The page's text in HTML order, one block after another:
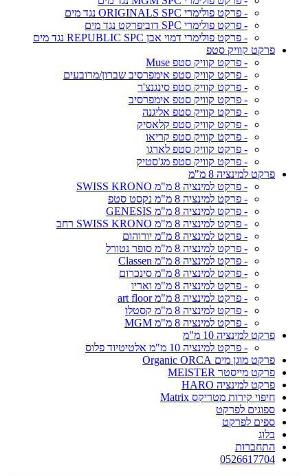
- פרקט פולימרי ORIGINALS SPC נגד מים
- פרקט פולימרי SPC דוביפרקט נגד מים
- פרקט פולימרי דמוי אבן REPUBLIC SPC נגד מים
פרקט קוויק סטפ
- פרקט קוויק סטפ Muse
- פרקט קוויק סטפ אימפרסיב שברון/מרובעים
- פרקט קוויק סטפ סינגנצ'ר
- פרקט קוויק סטפ אימפרסיב
- פרקט קוויק סטפ אליגנה
- פרקט קוויק סטפ קלאסיק
- פרקט קוויק סטפ קריאו
- פרקט קוויק סטפ לארגו
- פרקט קוויק סטפ מג'סטיק
פרקט למינציה 8 מ"מ
- פרקט למינציה 8 מ"מ SWISS KRONO
- פרקט למינציה 8 מ"מ נקסט סטפ
- פרקט למינציה 8 מ"מ GENESIS
- פרקט למינציה 8 מ"מ SWISS KRONO רחב
- פרקט למינציה 8 מ"מ יורוהום
- פרקט למינציה 8 מ"מ סופר נטורל
- פרקט למינציה 8 מ"מ Classen
- פרקט למינציה 8 מ"מ סינכרום
- פרקט למינציה 8 מ"מ ואריו
- פרקט למינציה 8 מ"מ art floor
- פרקט למינציה 8 מ"מ קסטלו
- פרקט למינציה 8 מ"מ MGM
פרקט למינציה 10 מ"מ
- פרקט למינציה 10 מ"מ אלטיטיוד פלוס
פרקט מוגן מים Organic ORCA
פרקט מייסטר MEISTER
פרקט למינציה HARO
חיפוי קירות מטריקס Matrix
ספוגים לפרקט
ספים לפרקט
בלוג
התחברות
0526617704